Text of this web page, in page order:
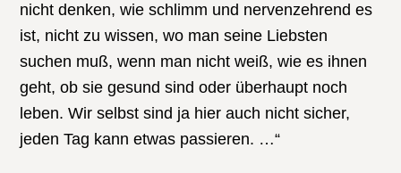
nicht denken, wie schlimm und nervenzehrend es
ist, nicht zu wissen, wo man seine Liebsten
suchen muß, wenn man nicht weiß, wie es ihnen
geht, ob sie gesund sind oder überhaupt noch
leben. Wir selbst sind ja hier auch nicht sicher,
jeden Tag kann etwas passieren. …“